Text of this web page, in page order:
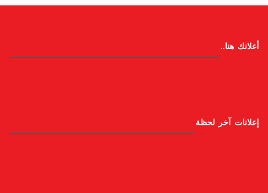
أعلانك هنا..
إعلانات آخر لحظة